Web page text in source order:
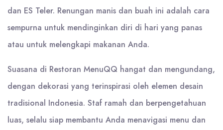
dan ES Teler. Renungan manis dan buah ini adalah cara
sempurna untuk mendinginkan diri di hari yang panas
atau untuk melengkapi makanan Anda.
Suasana di Restoran MenuQQ hangat dan mengundang,
dengan dekorasi yang terinspirasi oleh elemen desain
tradisional Indonesia. Staf ramah dan berpengetahuan
luas, selalu siap membantu Anda menavigasi menu dan